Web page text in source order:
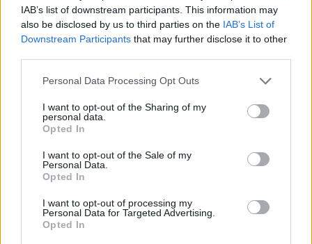
IAB’s list of downstream participants. This information may
also be disclosed by us to third parties on the IAB’s List of
Downstream Participants that may further disclose it to other
Personal Data Processing Opt Outs
I want to opt-out of the Sharing of my
personal data.
Opted In
I want to opt-out of the Sale of my
Personal Data.
Opted In
I want to opt-out of processing my
Personal Data for Targeted Advertising.
Opted In
MEDIA
Το παιδί επιστρέφει!
SHOWBIZ
Μαρία Διακοπαναγιώτου: «Ένιωθα
έφερνα τον θυμό μου και στο σπίτι»
Οι παικταράδες που δεν έγιναν ποτέ οι θρύλοι που